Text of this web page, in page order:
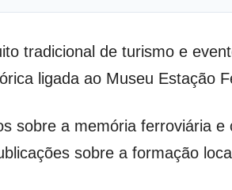
tradicional de turismo e
ligada ao Museu Estação
sobre a memória ferroviária e
sobre a formação